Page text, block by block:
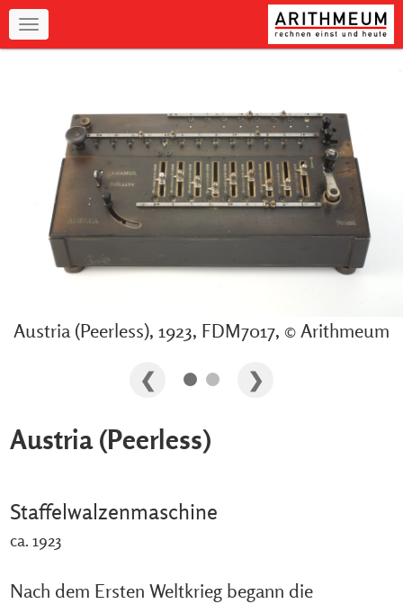
Navigation
Austria (Peerless), 1923, FDM7017, © Arithmeum
Austria (Peerless)
Staffelwalzenmaschine
ca. 1923
Nach dem Ersten Weltkrieg begann die